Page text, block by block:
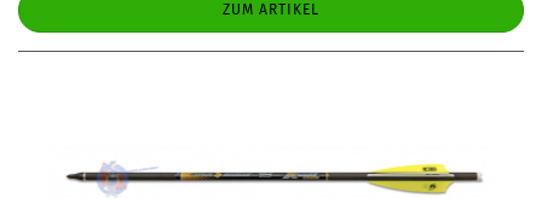
ZUM ARTIKEL